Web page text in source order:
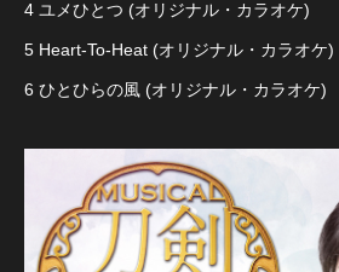
4 ユメひとつ (オリジナル・カラオケ)
5 Heart-To-Heat (オリジナル・カラオケ)
6 ひとひらの風 (オリジナル・カラオケ)